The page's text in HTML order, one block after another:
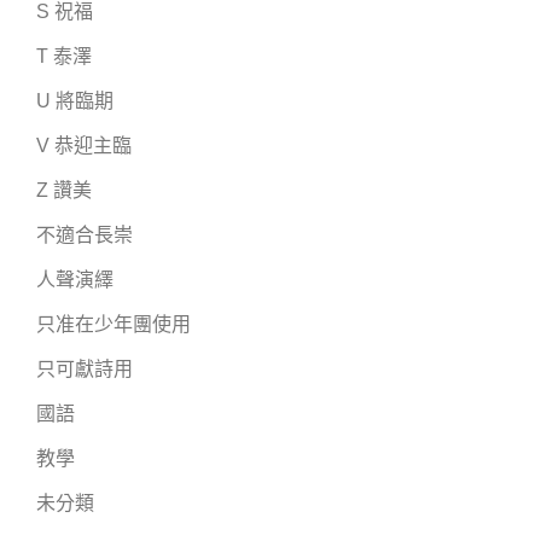
S 祝福
T 泰澤
U 將臨期
V 恭迎主臨
Z 讚美
不適合長崇
人聲演繹
只准在少年團使用
只可獻詩用
國語
教學
未分類